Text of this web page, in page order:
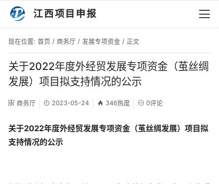
江西项目申报
现在位置: 首页 / 商务厅 / 发展专项资金 / 正文
关于2022年度外经贸发展专项资金（茧丝绸
发展）项目拟支持情况的公示
商务厅 2023-05-24 346热度 0评论
关于2022年度外经贸发展专项资金（茧丝绸发展）项目拟
支持情况的公示